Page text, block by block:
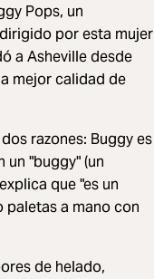
Pops, un
por esta mujer
a Asheville desde
mejor calidad de
razones: Buggy es
un "buggy" (un
que "es un
paletas a mano con
de helado,